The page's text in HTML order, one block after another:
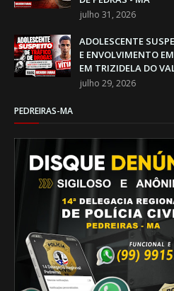
julho 31, 2026
ADOLESCENTE
E ENVOLVIMENTO
EM TRIZIDELA DO
julho 29, 2026
PEDREIRAS-MA